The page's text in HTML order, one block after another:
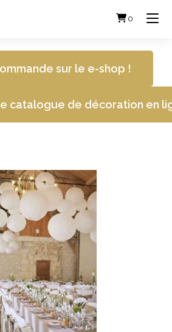
0
sur le e-shop !
catalogue de décoration en